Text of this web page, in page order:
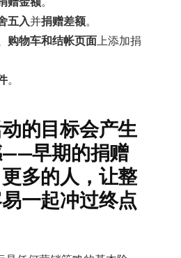
五入并捐赠差额。
购物车和结帐页面上添加捐
。
的目标会产生
早期的捐赠
多的人，让整
一起冲过终点